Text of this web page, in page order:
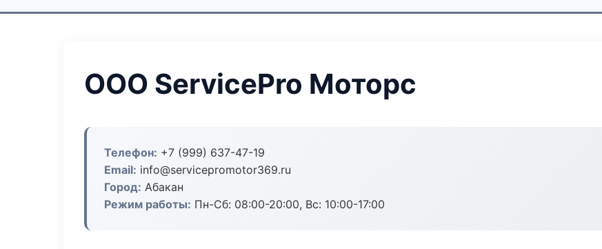
ООО ServicePro Моторс
Телефон: +7 (999) 637-47-19
Email: info@servicepromotor369.ru
Город: Абакан
Режим работы: Пн-Сб: 08:00-20:00, Вс: 10:00-17:00